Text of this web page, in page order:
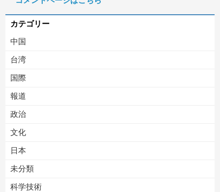
【移民政策反対】イオンの売り場で唐揚げを食う中国人の子供
カテゴリー
中国
台湾
国際
報道
政治
文化
日本
未分類
科学技術